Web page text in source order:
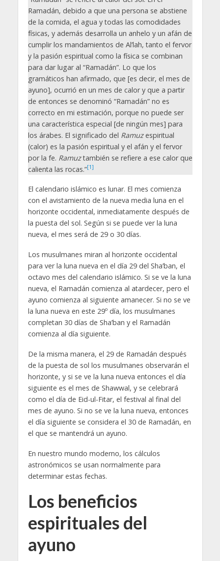
Ramadán, debido a que una persona se abstiene
de la comida, el agua y todas las comodidades
físicas, y además desarrolla un anhelo y un afán de
cumplir los mandamientos de Al’lah, tanto el fervor
y la pasión espiritual como la física se combinan
para dar lugar al “Ramadán”. Lo que los
gramáticos han afirmado, que [es decir, el mes de
ayuno], ocurrió en un mes de calor y que a partir
de entonces se denominó “Ramadán” no es
correcto en mi estimación, porque no puede ser
una característica especial [de ningún mes] para
los árabes. El significado del Ramuzespiritual
(calor) es la pasión espiritual y el afán y el fervor
por la fe. Ramuztambién se refiere a ese calor que
calienta las rocas.”[1]
El calendario islámico es lunar. El mes comienza
con el avistamiento de la nueva media luna en el
horizonte occidental, inmediatamente después de
la puesta del sol. Según si se puede ver la luna
nueva, el mes será de 29 o 30 días.
Los musulmanes miran al horizonte occidental
para ver la luna nueva en el día 29 del Sha’ban, el
octavo mes del calendario islámico. Si se ve la luna
nueva, el Ramadán comienza al atardecer, pero el
ayuno comienza al siguiente amanecer. Si no se ve
la luna nueva en este 29º día, los musulmanes
completan 30 días de Sha’ban y el Ramadán
comienza al día siguiente.
De la misma manera, el 29 de Ramadán después
de la puesta de sol los musulmanes observarán el
horizonte, y si se ve la luna nueva entonces el día
siguiente es el mes de Shawwal, y se celebrará
como el día de Eid-ul-Fitar, el festival al final del
mes de ayuno. Si no se ve la luna nueva, entonces
el día siguiente se considera el 30 de Ramadán, en
el que se mantendrá un ayuno.
En nuestro mundo moderno, los cálculos
astronómicos se usan normalmente para
determinar estas fechas.
Los beneficios
espirituales del
ayuno